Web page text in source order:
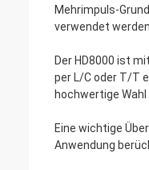
Mehrimpuls-
verwendet werden
Der HD8000 ist
per L/C oder T/T
hochwertige
Eine wichtige
Anwendung